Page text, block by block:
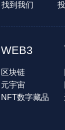
找到我们
WEB3
区块链
元宇宙
NFT数字藏品